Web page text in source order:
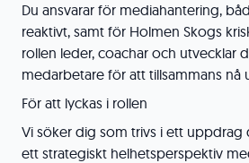
Du ansvarar för mediahantering,
reaktivt, samt för Holmen Skogs
rollen leder, coachar och utvecklar
medarbetare för att tillsammans nå
För att lyckas i rollen
Vi söker dig som trivs i ett uppdrag
ett strategiskt helhetsperspektiv